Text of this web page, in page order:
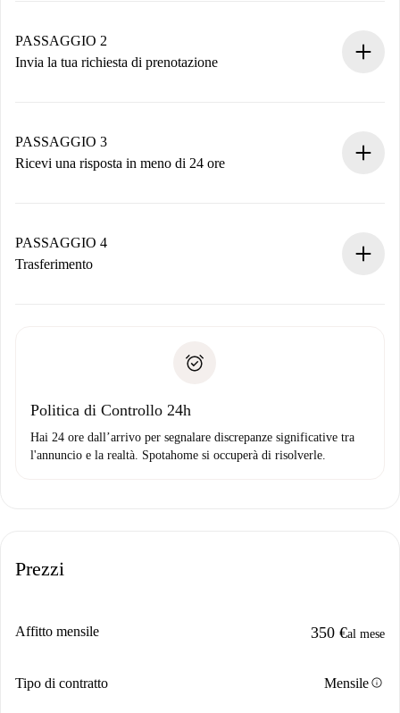
Hai tutte le informazioni necessarie in anticipo.
PASSAGGIO 2
Invia la tua richiesta di prenotazione
non accetta.
PASSAGGIO 3
Ricevi una risposta in meno di 24 ore
contatto con il proprietario.
Se rifiutata: non ti addebiteremo nulla e ti proporremo
Domiciliazione del pagamento
PASSAGGIO 4
Trasferimento
solo se non segnali problemi.
Politica di Controllo 24h
Hai 24 ore dall’arrivo per segnalare discrepanze significative tra
l'annuncio e la realtà. Spotahome si occuperà di risolverle.
Prezzi
Affitto mensile 350 €al mese
Tipo di contratto Mensileinfo